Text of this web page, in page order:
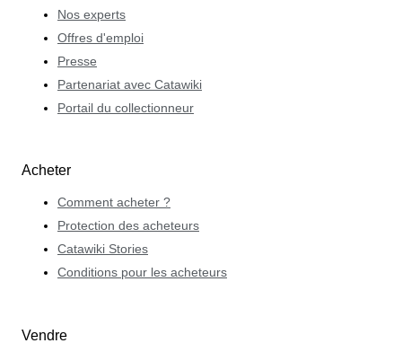
Nos experts
Offres d'emploi
Presse
Partenariat avec Catawiki
Portail du collectionneur
Acheter
Comment acheter ?
Protection des acheteurs
Catawiki Stories
Conditions pour les acheteurs
Vendre